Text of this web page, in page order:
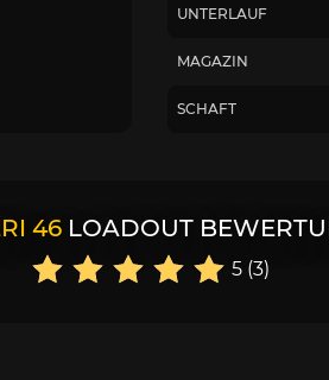
UNTERLAUF
MAGAZIN
SCHAFT
46 LOADOUT
5 (3)